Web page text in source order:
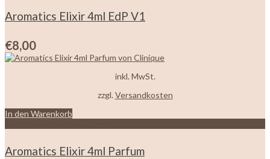
Aromatics Elixir 4ml EdP V1
€8,00
inkl. MwSt.
zzgl. Versandkosten
In den Warenkorb
Aromatics Elixir 4ml Parfum